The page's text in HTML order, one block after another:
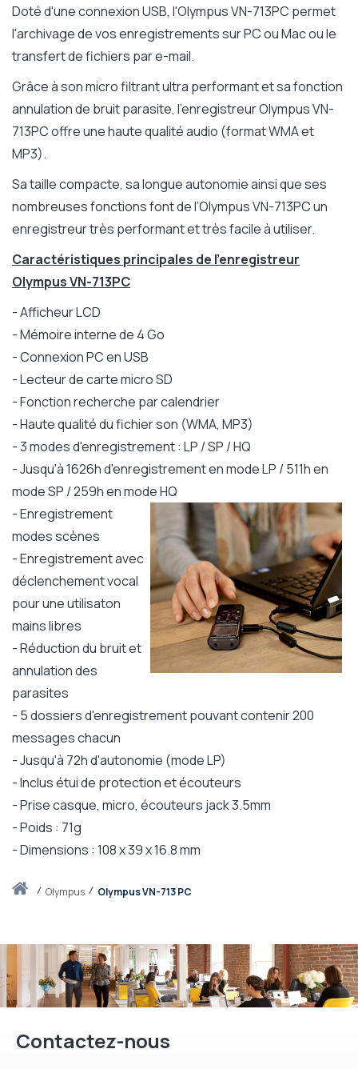
Accueilolympus Olympus VN-713 PC
Doté d'une connexion USB, l'Olympus VN-713PC permet
l'archivage de vos enregistrements sur PC ou Mac ou le
transfert de fichiers par e-mail.
Grâce à son micro filtrant ultra performant et sa fonction
annulation de bruit parasite, l'enregistreur Olympus VN-
713PC offre une haute qualité audio (format WMA et
MP3).
Sa taille compacte, sa longue autonomie ainsi que ses
nombreuses fonctions font de l’Olympus VN-713PC un
enregistreur très performant et très facile à utiliser.
Caractéristiques principales de l'enregistreur
OlympusVN-713PC
- Afficheur LCD
- Mémoire interne de 4 Go
- Connexion PC en USB
- Lecteur de carte micro SD
- Fonction recherche par calendrier
- Haute qualité du fichier son (WMA, MP3)
- 3 modes d'enregistrement : LP / SP / HQ
- Jusqu'à 1626h d'enregistrement en mode LP / 511h en
mode SP / 259h en mode HQ
- Enregistrement
modes scènes
- Enregistrement avec
déclenchement vocal
pour une utilisaton
mains libres
- Réduction du bruit et
annulation des
parasites
- 5 dossiers d'enregistrement pouvant contenir 200
messages chacun
- Jusqu'à 72h d'autonomie (mode LP)
- Inclus étui de protection et écouteurs
- Prise casque, micro, écouteurs jack 3.5mm
- Poids : 71g
- Dimensions : 108 x 39 x 16.8 mm
Contactez-nous